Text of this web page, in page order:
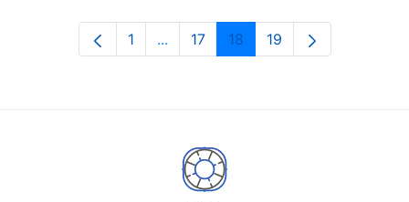
Orrialdea
1 ...Intermediate Pages Use TAB to
Orrialdea
17 Orrialdea
18 Orrialdea
19